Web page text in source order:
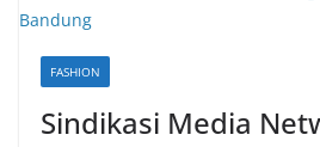
FASHION
Sindikasi Media